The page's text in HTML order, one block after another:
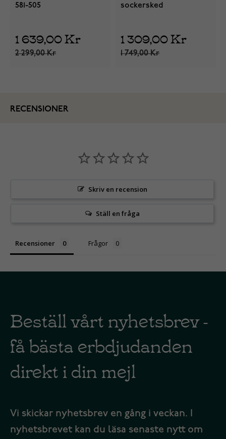
581-505
1 639,00 Kr
2 299,00 Kr
sockersked
1 309,00 Kr
1 749,00 Kr
RECENSIONER
Skriv en recension
Ställ en fråga
Recensioner Frågor
Beställ vårt nyhetsbrev -
få bästa erbdjudanden
direkt i din mejl
Vi skickar nyhetsbrev en gång i veckan. I
nyhetsbrevet kan du läsa senaste nytt om